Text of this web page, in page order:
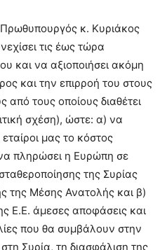
κ. Κυριάκος
τις έως τώρα
και να αξιοποιήσει ακόμη
και την επιρροή του στους
τους οποίους διαθέτει
σχέση), ώστε: α) να
μας το κόστος
πληρώσει η Ευρώπη σε
της Συρίας
της Μέσης Ανατολής και β)
Ε.Ε. άμεσες αποφάσεις και
που θα συμβάλουν στην
Συρία, τη διασφάλιση της